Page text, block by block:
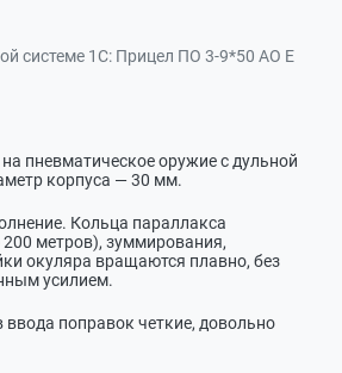
системе 1С: Прицел ПО 3-9*50 АО Е
пневматическое оружие с дульной
корпуса — 30 мм.
Кольца параллакса
200 метров), зуммирования,
окуляра вращаются плавно, без
усилием.
поправок четкие, довольно